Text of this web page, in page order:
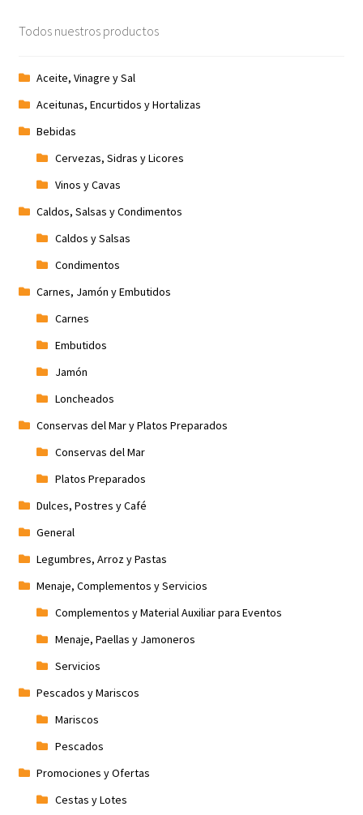
Todos nuestros productos
Aceite, Vinagre y Sal
Aceitunas, Encurtidos y Hortalizas
Bebidas
Cervezas, Sidras y Licores
Vinos y Cavas
Caldos, Salsas y Condimentos
Caldos y Salsas
Condimentos
Carnes, Jamón y Embutidos
Carnes
Embutidos
Jamón
Loncheados
Conservas del Mar y Platos Preparados
Conservas del Mar
Platos Preparados
Dulces, Postres y Café
General
Legumbres, Arroz y Pastas
Menaje, Complementos y Servicios
Complementos y Material Auxiliar para Eventos
Menaje, Paellas y Jamoneros
Servicios
Pescados y Mariscos
Mariscos
Pescados
Promociones y Ofertas
Cestas y Lotes